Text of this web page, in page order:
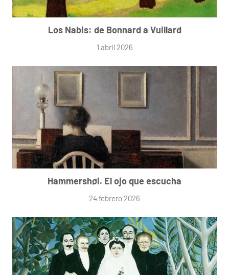
Los Nabis: de Bonnard a Vuillard
1 abril 2026
Hammershøi. El ojo que escucha
24 febrero 2026